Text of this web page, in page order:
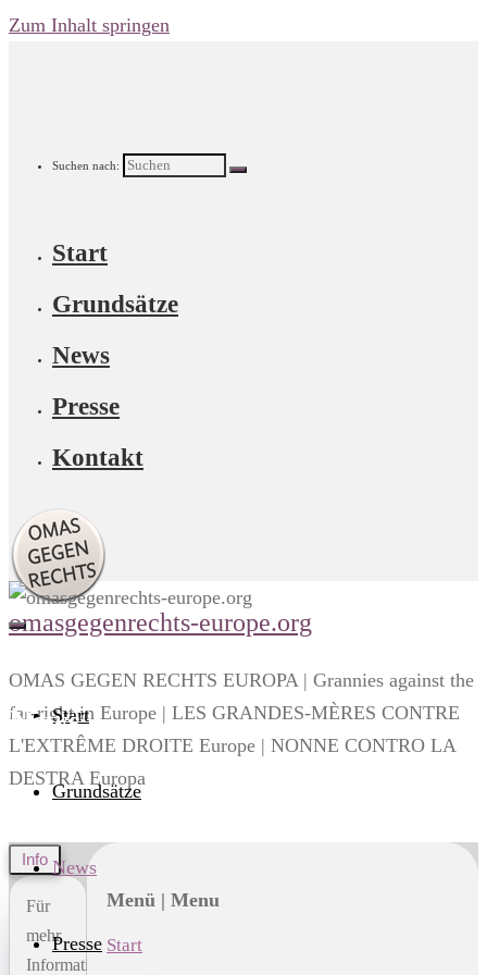
Zum Inhalt springen
Suchen nach:
Start
Grundsätze
News
Presse
Kontakt
omasgegenrechts-europe.org
OMAS GEGEN RECHTS EUROPA | Grannies against the
far-right in Europe | LES GRANDES-MÈRES CONTRE
L'EXTRÊME DROITE Europe | NONNE CONTRO LA
DESTRA Europa
Start
Grundsätze
News
Presse
News
Info
Für
mehr
Informationen
Menü | Menu
Start